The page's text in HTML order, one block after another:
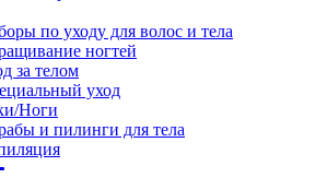
по уходу для волос и тела
ногтей
за телом
уход
Ноги
и пилинги для тела